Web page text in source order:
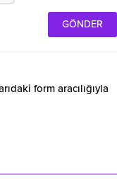
form aracılığıyla